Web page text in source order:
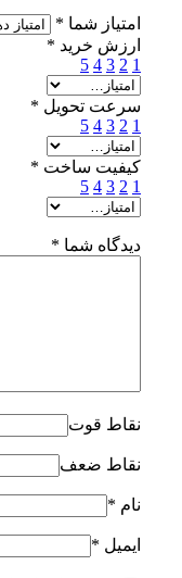
امتیاز شما *
ارزش خرید *
1
2
3
4
5
سرعت تحویل *
1
2
3
4
5
کیفیت ساخت *
1
2
3
4
5
دیدگاه شما *
نقاط قوت
نقاط ضعف
نام *
ایمیل *